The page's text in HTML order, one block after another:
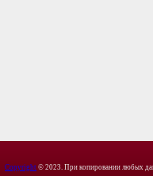
Copyright © 2023. При копировании любых